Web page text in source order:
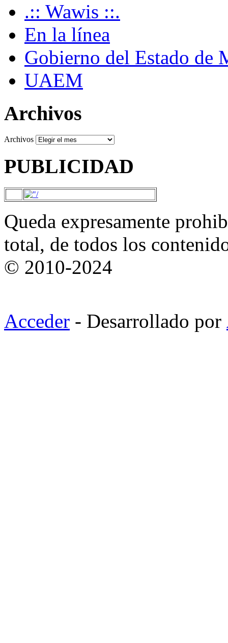
.:: Wawis ::.
En la línea
Gobierno del Estado de
UAEM
Archivos
Archivos
PUBLICIDAD
Queda expresamente
total, de todos los
© 2010-2024
Acceder - Desarrollado por